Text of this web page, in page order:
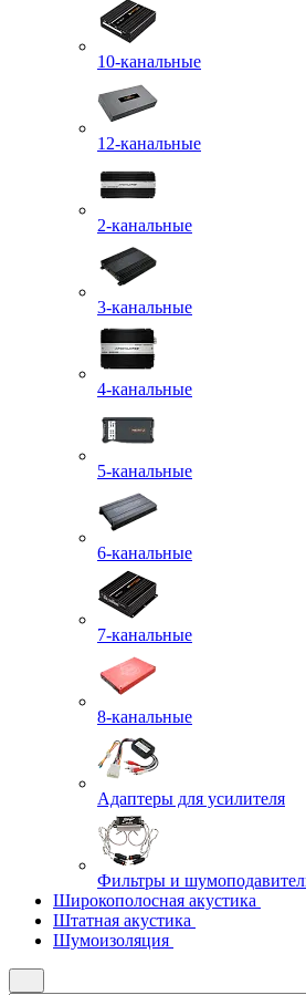
10-канальные
12-канальные
2-канальные
3-канальные
4-канальные
5-канальные
6-канальные
7-канальные
8-канальные
Адаптеры для усилителя
Фильтры и
Широкополосная акустика
Штатная акустика
Шумоизоляция